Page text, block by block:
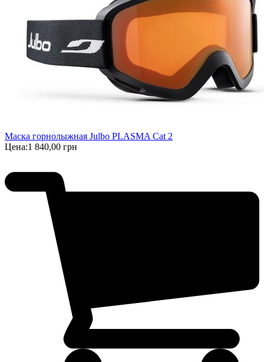
Маска горнолыжная Julbo PLASMA Cat 2
Цена:1 840,00 грн